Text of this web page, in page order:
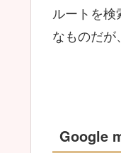
ルートを
なものだが
Google